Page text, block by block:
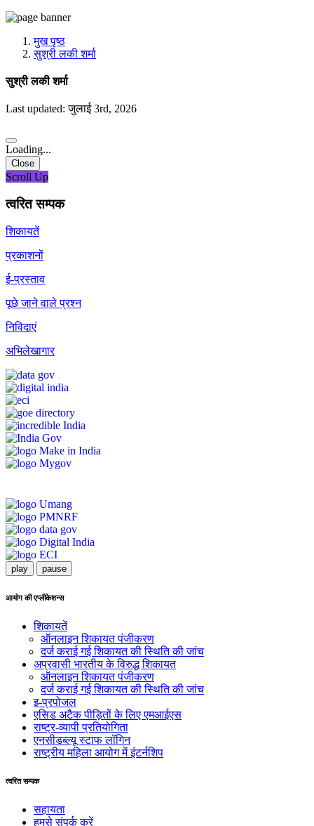
मुख पृष्ठ
सुश्री लकी शर्मा
सुश्री लकी शर्मा
Last updated: जुलाई 3rd, 2026
Loading...
Close
Scroll Up
त्वरित सम्पक
शिकायतें
प्रकाशनों
ई-प्रस्ताव
पूछे जाने वाले प्रश्न
निविदाएं
अभिलेखागार
play pause
आयोग की एप्लीकेशन्स
शिकायतें
ऑनलाइन शिकायत पंजीकरण
दर्ज कराई गई शिकायत की स्थिति की जांच
अप्रवासी भारतीय के विरुद्ध शिकायत
ऑनलाइन शिकायत पंजीकरण
दर्ज कराई गई शिकायत की स्थिति की जांच
इ-प्रपोजल
एसिड अटैक पीड़ितों के लिए एमआईएस
राष्ट्र-व्यापी प्रतियोगिता
एनसीडब्ल्यू स्टाफ लॉगिन
राष्ट्रीय महिला आयोग में इंटर्नशिप
त्वरित सम्पक
सहायता
हमसे संपर्क करें